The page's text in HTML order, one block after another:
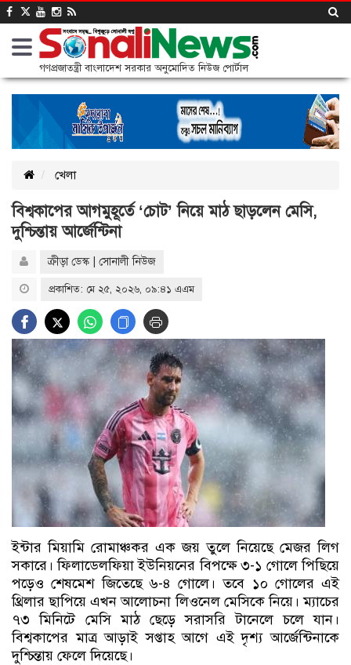
গণপ্রজাতন্ত্রী বাংলাদেশ সরকার অনুমোদিত নিউজ পোর্টাল
খেলা
বিশ্বকাপের আগমুহূর্তে ‘চোট’ নিয়ে মাঠ ছাড়লেন মেসি,
দুশ্চিন্তায় আর্জেন্টিনা
ক্রীড়া ডেস্ক | সোনালী নিউজ
প্রকাশিত: মে ২৫, ২০২৬, ০৯:৪১ এএম
ইন্টার মিয়ামি রোমাঞ্চকর এক জয় তুলে নিয়েছে মেজর লিগ
সকারে। ফিলাডেলফিয়া ইউনিয়নের বিপক্ষে ৩-১ গোলে পিছিয়ে
পড়েও শেষমেশ জিতেছে ৬-৪ গোলে। তবে ১০ গোলের এই
থ্রিলার ছাপিয়ে এখন আলোচনা লিওনেল মেসিকে নিয়ে। ম্যাচের
৭৩ মিনিটে মেসি মাঠ ছেড়ে সরাসরি টানেলে চলে যান।
বিশ্বকাপের মাত্র আড়াই সপ্তাহ আগে এই দৃশ্য আর্জেন্টিনাকে
দুশ্চিন্তায় ফেলে দিয়েছে।